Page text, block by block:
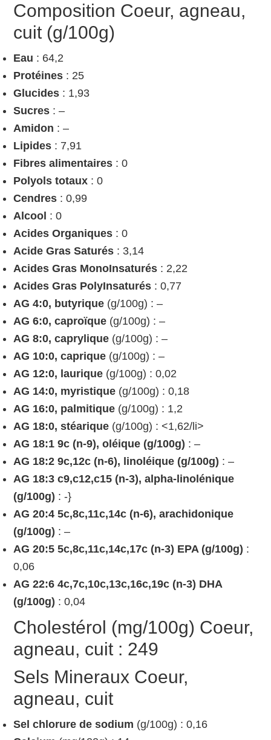
Composition Coeur, agneau,
cuit (g/100g)
Eau : 64,2
Protéines : 25
Glucides : 1,93
Sucres : –
Amidon : –
Lipides : 7,91
Fibres alimentaires : 0
Polyols totaux : 0
Cendres : 0,99
Alcool : 0
Acides Organiques : 0
Acide Gras Saturés : 3,14
Acides Gras MonoInsaturés : 2,22
Acides Gras PolyInsaturés : 0,77
AG 4:0, butyrique (g/100g) : –
AG 6:0, caproïque (g/100g) : –
AG 8:0, caprylique (g/100g) : –
AG 10:0, caprique (g/100g) : –
AG 12:0, laurique (g/100g) : 0,02
AG 14:0, myristique (g/100g) : 0,18
AG 16:0, palmitique (g/100g) : 1,2
AG 18:0, stéarique (g/100g) : <1,62/li>
AG 18:1 9c (n-9), oléique (g/100g) : –
AG 18:2 9c,12c (n-6), linoléique (g/100g) : –
AG 18:3 c9,c12,c15 (n-3), alpha-linolénique
(g/100g) : -}
AG 20:4 5c,8c,11c,14c (n-6), arachidonique
(g/100g) : –
AG 20:5 5c,8c,11c,14c,17c (n-3) EPA (g/100g) :
0,06
AG 22:6 4c,7c,10c,13c,16c,19c (n-3) DHA
(g/100g) : 0,04
Cholestérol (mg/100g) Coeur,
agneau, cuit : 249
Sels Mineraux Coeur,
agneau, cuit
Sel chlorure de sodium (g/100g) : 0,16